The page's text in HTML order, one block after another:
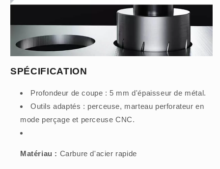
SPÉCIFICATION
Profondeur de coupe : 5 mm d'épaisseur de métal.
Outils adaptés : perceuse, marteau perforateur en
mode perçage et perceuse CNC.
Matériau : Carbure d'acier rapide